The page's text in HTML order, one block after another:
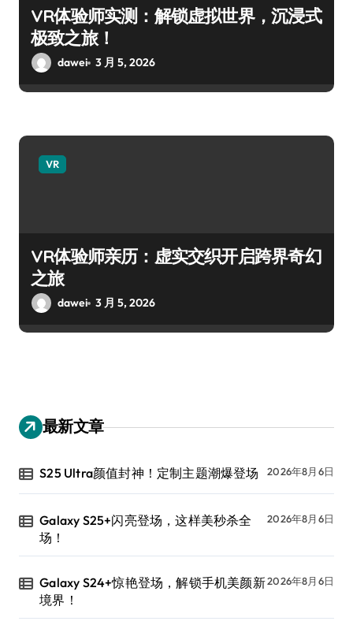
VR体验师实测：解锁虚拟世界，沉浸式
极致之旅！
dawei 3 月 5, 2026
VR
VR体验师亲历：虚实交织开启跨界奇幻
之旅
dawei 3 月 5, 2026
最新文章
S25 Ultra颜值封神！定制主题潮爆登场 2026年8月6日
Galaxy S25+闪亮登场，这样美秒杀全
场！
2026年8月6日
Galaxy S24+惊艳登场，解锁手机美颜新
境界！
2026年8月6日